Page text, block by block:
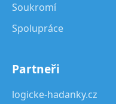
Soukromí
Spolupráce
Partneři
logicke-hadanky.cz